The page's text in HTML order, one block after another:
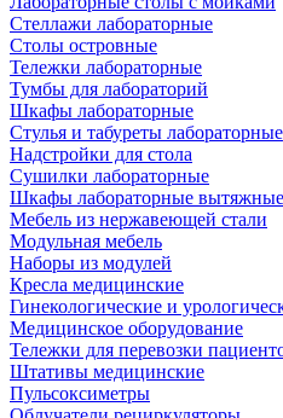
Стеллажи лабораторные
Столы островные
Тележки лабораторные
Тумбы для лабораторий
Шкафы лабораторные
Стулья и табуреты лабораторные
Надстройки для стола
Сушилки лабораторные
Шкафы лабораторные вытяжные
Мебель из нержавеющей стали
Модульная мебель
Наборы из модулей
Кресла медицинские
Гинекологические и
Медицинское оборудование
Тележки для перевозки
Штативы медицинские
Пульсоксиметры